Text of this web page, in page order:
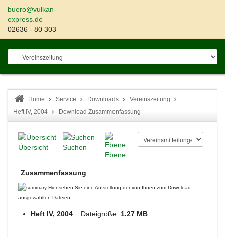
buero@vulkan-
express.de
02636 - 80 303
Home Service Downloads
Vereinszeitung
Heft IV, 2004
Download Zusammenfassung
Übersicht
Suchen
Ebene
Zusammenfassung
Hier sehen Sie eine Aufstellung der von Ihnen zum Download
ausgewählten Dateien
Heft IV, 2004 Dateigröße: 1.27 MB